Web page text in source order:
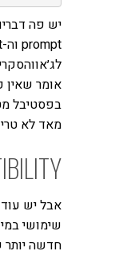
אומר שאין
בפסטיבל
מאד לא
שימושי
חדשה יותר